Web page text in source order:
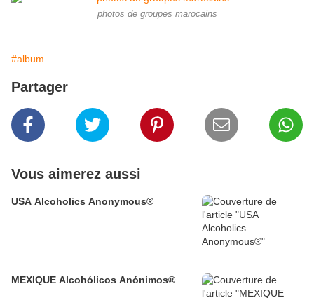
photos de groupes marocains
#album
Partager
Vous aimerez aussi
USA Alcoholics Anonymous®
MEXIQUE Alcohólicos Anónimos®